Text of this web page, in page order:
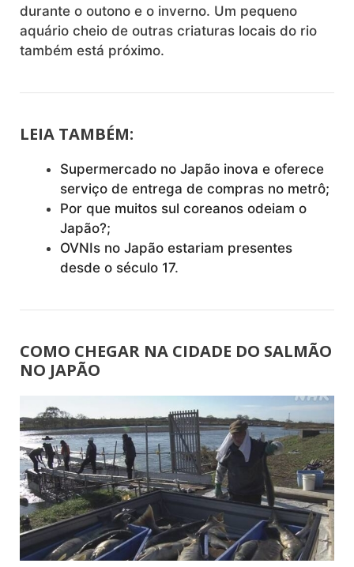
durante o outono e o inverno. Um pequeno
aquário cheio de outras criaturas locais do rio
também está próximo.
LEIA TAMBÉM:
Supermercado no Japão inova e oferece
serviço de entrega de compras no metrô;
Por que muitos sul coreanos odeiam o
Japão?;
OVNIs no Japão estariam presentes
desde o século 17.
COMO CHEGAR NA CIDADE DO SALMÃO
NO JAPÃO